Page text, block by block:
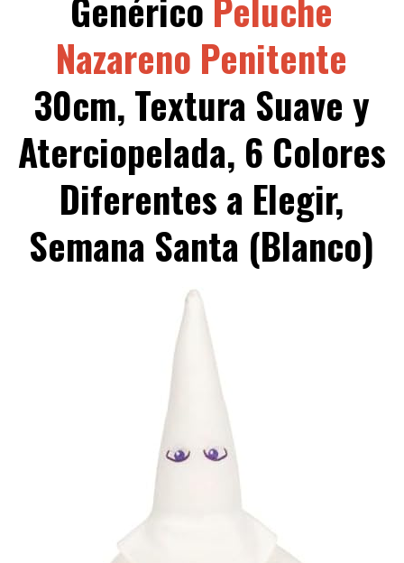
Nazareno Penitente
30cm, Textura Suave y
Aterciopelada, 6 Colores
Diferentes a Elegir,
Semana Santa (Blanco)